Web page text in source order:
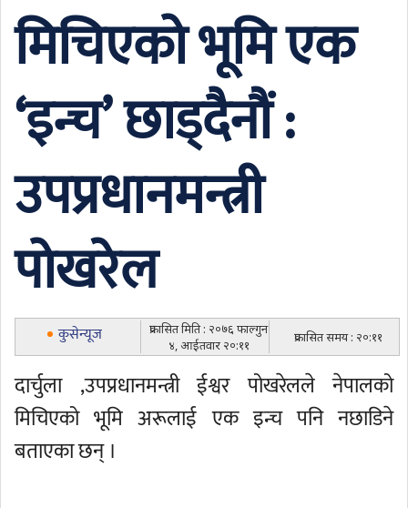
मिचिएको भूमि एक
‘इन्च’ छाड्दैनौं :
उपप्रधानमन्त्री
पोखरेल
कुसेन्यूज
प्रकासित मिति : २०७६ फाल्गुन
४, आईतवार २०:११
प्रकासित समय : २०:११
दार्चुला ,उपप्रधानमन्त्री ईश्वर पोखरेलले नेपालको
मिचिएको भूमि अरूलाई एक इन्च पनि नछाडिने
बताएका छन् ।